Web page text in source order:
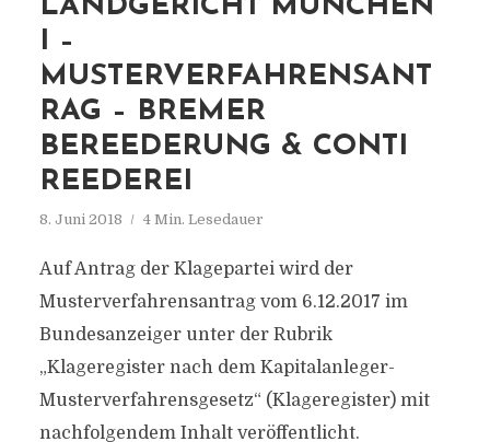
LANDGERICHT MÜNCHEN
I –
MUSTERVERFAHRENSANT
RAG – BREMER
BEREEDERUNG & CONTI
REEDEREI
8. Juni 2018 4 Min. Lesedauer
Auf Antrag der Klagepartei wird der
Musterverfahrensantrag vom 6.12.2017 im
Bundesanzeiger unter der Rubrik
„Klageregister nach dem Kapitalanleger-
Musterverfahrensgesetz“ (Klageregister) mit
nachfolgendem Inhalt veröffentlicht.